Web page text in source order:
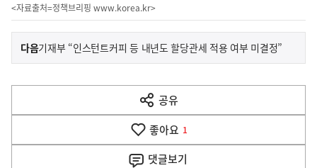
<자료출처=정책브리핑 www.korea.kr>
이
전
다
음
다음기
사
기재부 “인스턴트커피 등 내년도 할당관세 적용 여부 미결정”
공유
열
기
좋아요 1
댓글보기